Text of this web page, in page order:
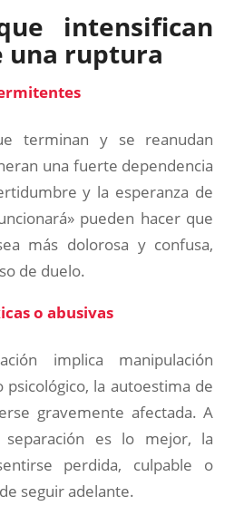
intensifican
una ruptura
terminan y se reanudan
una fuerte dependencia
y la esperanza de
pueden hacer que
más dolorosa y confusa,
de duelo.
o abusivas
implica manipulación
psicológico, la autoestima de
gravemente afectada. A
es lo mejor, la
perdida, culpable o
seguir adelante.